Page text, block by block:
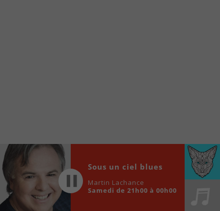
Audio
Player
00:00
Sous un ciel blues
Martin Lachance
Samedi de 21h00 à 00h00